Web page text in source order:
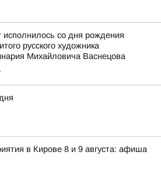
исполнилось со дня рождения
русского художника
Михайловича Васнецова
в Кирове 8 и 9 августа: афиша